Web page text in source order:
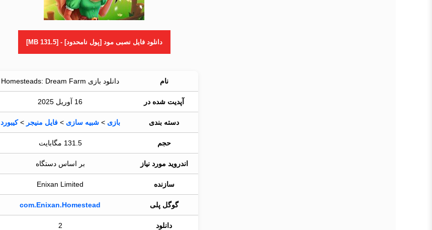
دانلود فایل نصبی مود [پول نامحدود] - [131.5 MB]
نام دانلود بازی Homesteads: Dream Farm
آپدیت شده در 16 آوریل 2025
دسته بندی بازی >شبیه سازی >فایل منیجر >کیبورد
حجم 131.5 مگابایت
اندروید مورد نیاز بر اساس دستگاه
سازنده Enixan Limited
گوگل پلی com.Enixan.Homestead
دانلود 2